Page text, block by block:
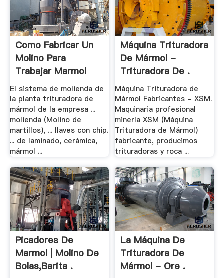
Como Fabricar Un
Molino Para
Trabajar Marmol
El sistema de molienda de
la planta trituradora de
mármol de la empresa ...
molienda (Molino de
martillos), ... llaves con chip.
... de laminado, cerámica,
mármol ...
Máquina Trituradora
De Mármol -
Trituradora De .
Máquina Trituradora de
Mármol Fabricantes - XSM.
Maquinaria profesional
minería XSM (Máquina
Trituradora de Mármol)
fabricante, producimos
trituradoras y roca ...
Picadores De
Marmol | Molino De
Bolas,Barita .
La Máquina De
Trituradora De
Mármol - Ore .